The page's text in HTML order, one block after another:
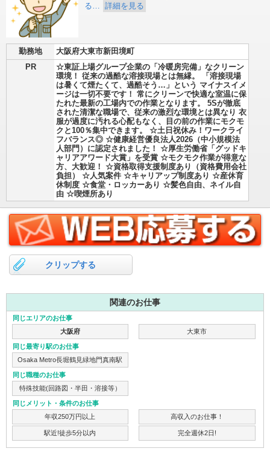
る…
詳細を見る
勤務地
大阪府大東市新田境町
PR
☆東証上場グループ企業の「冷暖房完備」なクリーン
環境！ 従来の過酷な溶接現場とは無縁。 「溶接現場
は暑くて煙たくて、過酷そう…」という マイナスイメ
ージは一切不要です！ 常にクリーンで快適な室温に保
たれた最新の工場内での作業となります。 5Sが徹底
された清潔な職場で、従来の激烈な環境とは異なり 衣
服が過度に汚れる心配もなく、目の前の作業にモクモ
クと100％集中できます。 ☆土日祝休み！ワークライ
フバランス◎ ☆健康経営優良法人2026（中小規模法
人部門）に認定されました！ ☆厚生労働省「グッドキ
ャリアアワード大賞」を受賞 ☆モクモク作業が得意な
方、大歓迎！ ☆資格取得支援制度あり（資格費用会社
負担） ☆人気案件 ☆キャリアップ制度あり ☆産休育
休制度 ☆食堂・ロッカーあり ☆髪色自由、ネイル自
由 ☆喫煙所あり
クリップする
関連のお仕事
同じエリアのお仕事
大阪府
大東市
同じ最寄り駅のお仕事
Osaka Metro長堀鶴見緑地門真南駅
同じ職種のお仕事
特殊技能(回路図・半田・溶接等）
同じメリット・条件のお仕事
年収250万円以上
高収入のお仕事！
駅近!徒歩5分以内 完全週休2日!